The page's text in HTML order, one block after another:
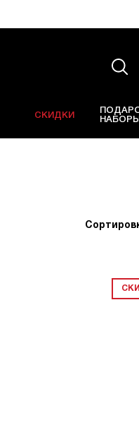
СКИДКИ
НАБОРЫ